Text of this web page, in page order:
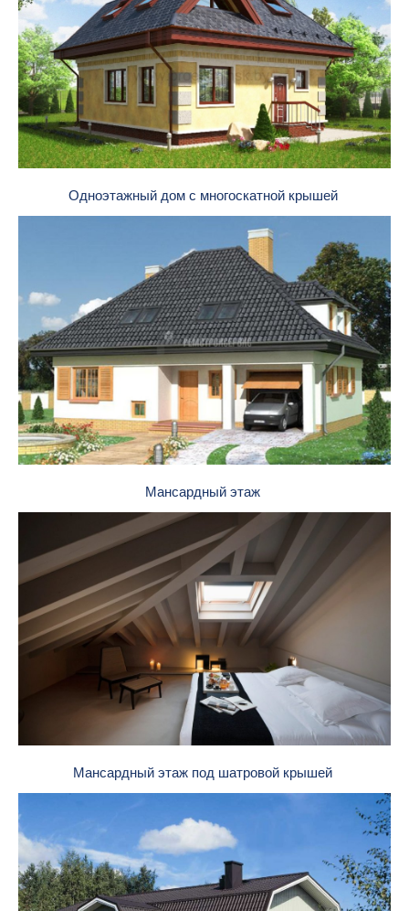
Одноэтажный дом с многоскатной крышей
Мансардный этаж
Мансардный этаж под шатровой крышей